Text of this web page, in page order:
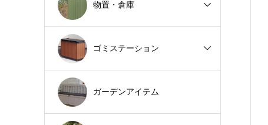
物置・倉庫
ゴミステーション
ガーデンアイテム